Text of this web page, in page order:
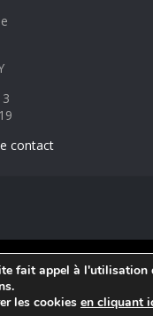
contact
Darche,
AMELLA. Consultez les
fait appel à
les cookies en cliquant